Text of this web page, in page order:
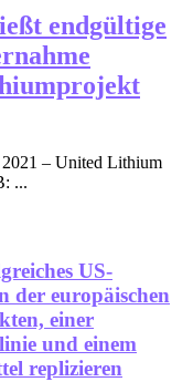
endgültige
– United Lithium
...
US-
der europäischen
einer
und einem
replizieren